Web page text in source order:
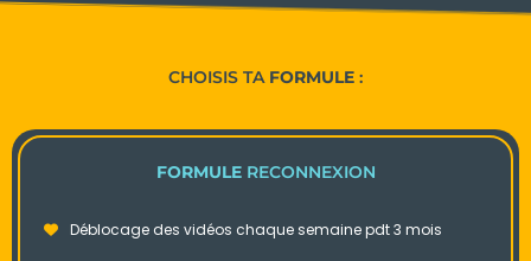
CHOISIS TA FORMULE :
FORMULERECONNEXION
Déblocage des vidéos chaque semaine pdt 3 mois